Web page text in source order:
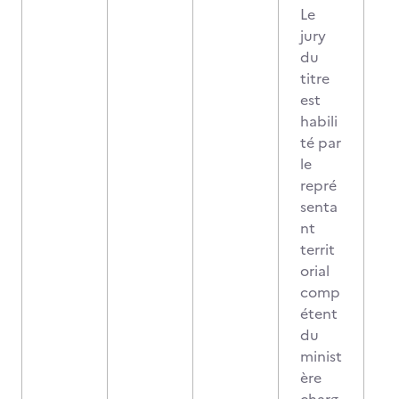
Le
jury
du
titre
est
habili
té par
le
repré
senta
nt
territ
orial
comp
étent
du
minist
ère